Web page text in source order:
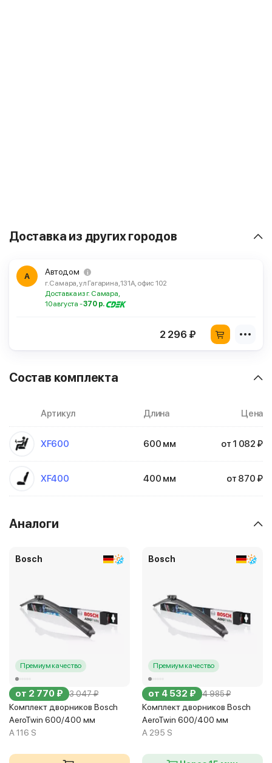
Доставка из других городов
А Автодом
г. Самара, ул Гагарина, 131А, офис 102
Доставка из г. Самара,
10 августа -370 р.
2 296 ₽
Состав комплекта
Артикул Длина Цена
XF600 600 мм от 1 082 ₽
XF400 400 мм от 870 ₽
Аналоги
Bosch
Премиум качество
от 2 770 ₽ 3 047 ₽
Комплект дворников Bosch
AeroTwin 600/400 мм
A 116 S
Bosch
Премиум качество
от 4 532 ₽ 4 985 ₽
Комплект дворников Bosch
AeroTwin 600/400 мм
A 295 S